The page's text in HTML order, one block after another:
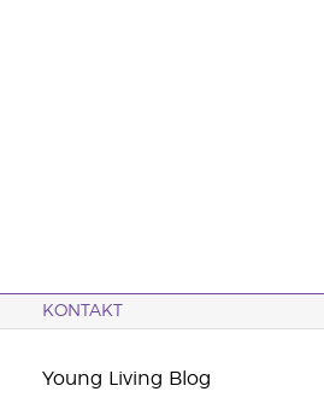
KONTAKT
Young Living Blog